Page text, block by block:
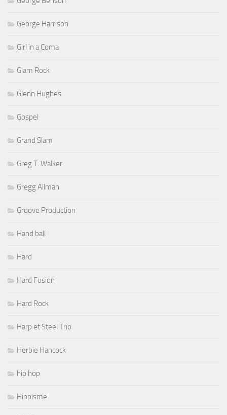
George Harrison
Girl in a Coma
Glam Rock
Glenn Hughes
Gospel
Grand Slam
Greg T. Walker
Gregg Allman
Groove Production
Hand ball
Hard
Hard Fusion
Hard Rock
Harp et Steel Trio
Herbie Hancock
hip hop
Hippisme